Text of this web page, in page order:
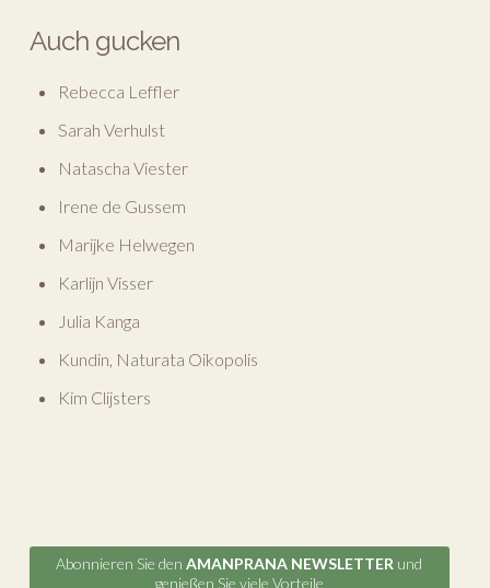
Auch gucken
Rebecca Leffler
Sarah Verhulst
Natascha Viester
Irene de Gussem
Marijke Helwegen
Karlijn Visser
Julia Kanga
Kundin, Naturata Oikopolis
Kim Clijsters
Abonnieren Sie denAMANPRANA NEWSLETTER und
genießen Sie viele Vorteile